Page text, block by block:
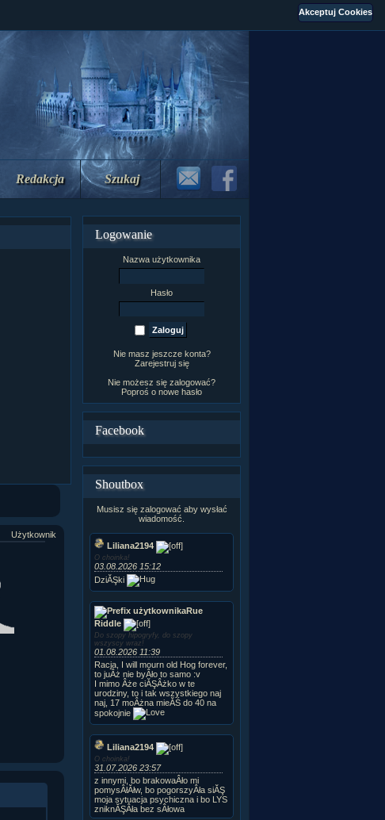
Redakcja Szukaj
Użytkownik
Logowanie
Nazwa użytkownika
Hasło
Nie masz jeszcze konta?
Zarejestruj się
Nie możesz się zalogować?
Poproś o nowe hasło
Facebook
Shoutbox
Musisz się zalogować aby wysłać
wiadomość.
Liliana2194
O choinka!
03.08.2026 15:12
DziĂŞki
Rue
Riddle
Do szopy hipogryfy, do szopy
wszyscy wraz!
01.08.2026 11:39
Racja, I will mourn old Hog forever,
to juÂż nie byÂło to samo :v
I mimo Âże ciĂŞÂżko w te
urodziny, to i tak wszystkiego naj
naj, 17 moÂżna mieĂŚ do 40 na
spokojnie
Liliana2194
O choinka!
31.07.2026 23:57
z innymi, bo brakowaÂło mi
pomysÂłĂłw, bo pogorszyÂła siĂŞ
moja sytuacja psychiczna i bo LYS
zniknĂŞÂła bez sÂłowa